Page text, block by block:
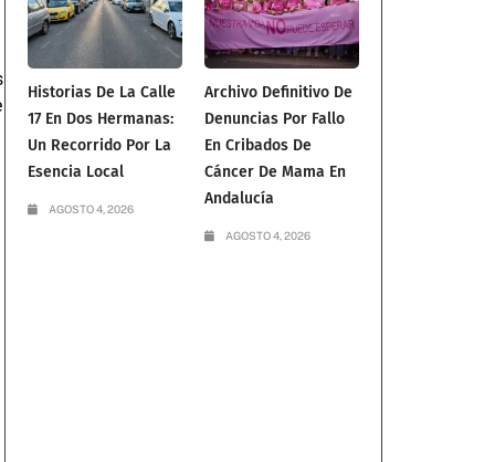
Historias De La Calle
17 En Dos Hermanas:
Un Recorrido Por La
Esencia Local
AGOSTO 4, 2026
Archivo Definitivo De
Denuncias Por Fallo
En Cribados De
Cáncer De Mama En
Andalucía
AGOSTO 4, 2026